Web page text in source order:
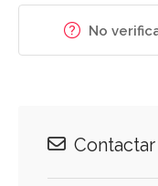
No
Contactar